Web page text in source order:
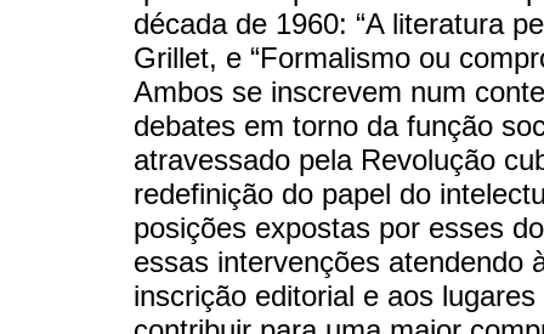
década de 1960: “A literatura
Grillet, e “Formalismo ou
Ambos se inscrevem num
debates em torno da função
atravessado pela Revolução
redefinição do papel do
posições expostas por esses
essas intervenções atendendo
inscrição editorial e aos